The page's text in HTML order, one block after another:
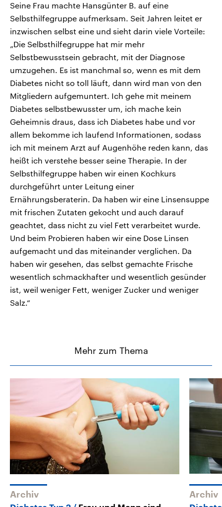
Seine Frau machte Hansgünter B. auf eine
Selbsthilfegruppe aufmerksam. Seit Jahren leitet er
inzwischen selbst eine und sieht darin viele Vorteile:
„Die Selbsthilfegruppe hat mir mehr
Selbstbewusstsein gebracht, mit der Diagnose
umzugehen. Es ist manchmal so, wenn es mit dem
Diabetes nicht so toll läuft, dann wird man von den
Mitgliedern aufgemuntert. Ich gehe mit meinem
Diabetes selbstbewusster um, ich mache kein
Geheimnis draus, dass ich Diabetes habe und vor
allem bekomme ich laufend Informationen, sodass
ich mit meinem Arzt auf Augenhöhe reden kann, das
heißt ich verstehe besser seine Therapie. In der
Selbsthilfegruppe haben wir einen Kochkurs
durchgeführt unter Leitung einer
Ernährungsberaterin. Da haben wir eine Linsensuppe
mit frischen Zutaten gekocht und auch darauf
geachtet, dass nicht zu viel Fett verarbeitet wurde.
Und beim Probieren haben wir eine Dose Linsen
aufgemacht und das miteinander verglichen. Da
haben wir gesehen, das selbst gemachte Frische
wesentlich schmackhafter und wesentlich gesünder
ist, weil weniger Fett, weniger Zucker und weniger
Salz.“
Mehr zum Thema
Archiv Archiv